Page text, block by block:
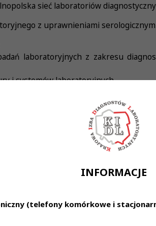
INFORMACJE
(telefony komórkowe i
sieć laboratoriów
z uprawnieniami
laboratoryjnych z zakresu
i systemów laboratoryjnych
nad dokumentacją laboratoryjną
Zawodu Diagnosty